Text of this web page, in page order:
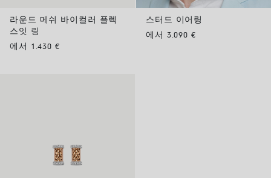
라운드 메쉬 바이컬러 플렉
스잇 링
에서 1.430 €
스터드 이어링
에서 3.090 €